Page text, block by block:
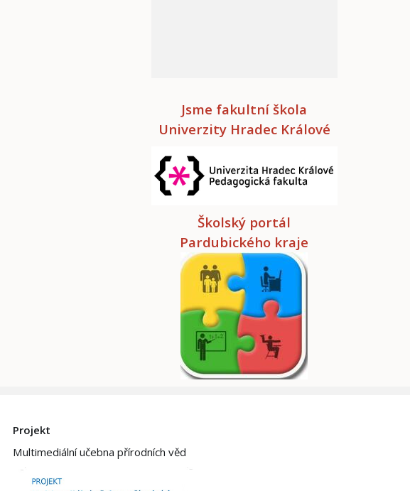
Jsme fakultní škola
Univerzity Hradec Králové
Školský portál
Pardubického kraje
Projekt
Multimediální učebna přírodních věd